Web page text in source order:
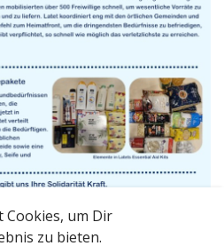
Cookies, um Dir
zu bieten.